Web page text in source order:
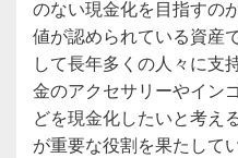
のない現金化を目指すの
値が認められている資産
して長年多くの人々に支
金のアクセサリーやイン
どを現金化したいと考え
が重要な役割を果たして